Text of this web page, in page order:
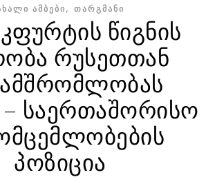
ᲐᲛᲑᲔᲑᲘ, ᲗᲐᲠᲒᲛᲐᲜᲘ
წიგნის
რუსეთთან
– საერთაშორისო
პოზიცია